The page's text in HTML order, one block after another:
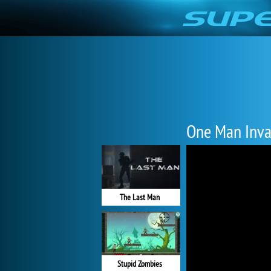
One Man
The Last Man
Stupid Zombies